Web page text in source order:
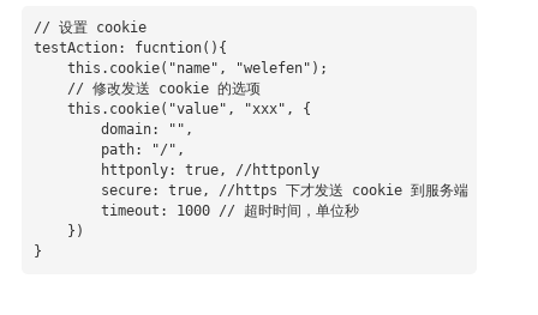
// 设置 cookie
testAction: fucntion(){
}